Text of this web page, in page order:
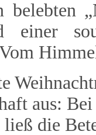
belebten
einer
aus:
ließ die